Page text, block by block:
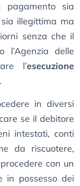
sia
illegittima ma
senza che il
l’Agenzia delle
l’esecuzione
.
in diversi
se il debitore
intestati, conti
da riscuotere,
con un
in possesso dei